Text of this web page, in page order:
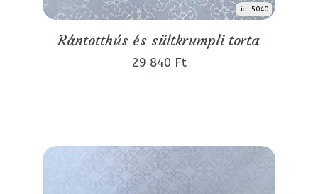
id: 5040
Rántotthús és sültkrumpli torta
29 840 Ft